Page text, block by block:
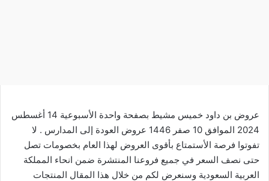
عروض بن داود خميس مشيط بصفحة واحدة الأسبوعية 14 أغسطس
2024 الموافق 10 صفر 1446 عروض العودة إلى المدارس . لا
تفوتوا فرصة الأستمتاع بأقوى العروض لهذا العام بخصومات تصل
حتى نصف السعر في جميع فروعنا المنتشرة ضمن انحاء المملكة
العربية السعودية وسنعرض لكم من خلال هذا المقال المنتجات